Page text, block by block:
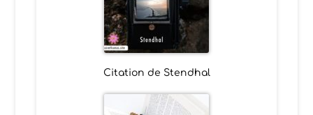
Citation de Stendhal